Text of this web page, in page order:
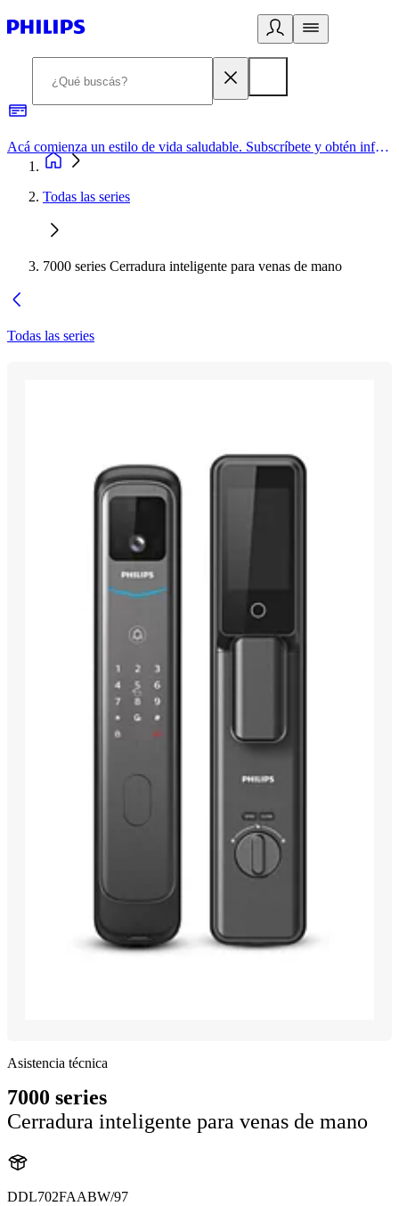
Acá comienza un estilo de vida saludable. Subscríbete y obtén información de primera mano
Todas las series
7000 series Cerradura inteligente para venas de mano
Todas las series
Asistencia técnica
7000 series
Cerradura inteligente para venas de mano
DDL702FAABW/97